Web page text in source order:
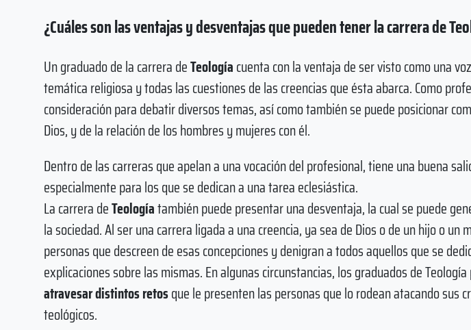
¿Cuáles son las ventajas y desventajas que pueden tener la carrera de
Un graduado de la carrera deTeologíacuenta con la ventaja de ser visto como una
temática religiosa y todas las cuestiones de las creencias que ésta abarca. Como
consideración para debatir diversos temas, así como también se puede posicionar
Dios, y de la relación de los hombres y mujeres con él.
Dentro de las carreras que apelan a una vocación del profesional, tiene una buena
especialmente para los que se dedican a una tarea eclesiástica.
La carrera deTeologíatambién puede presentar una desventaja, la cual se puede
la sociedad. Al ser una carrera ligada a una creencia, ya sea de Dios o de un hijo o un
personas que descreen de esas concepciones y denigran a todos aquellos que se
explicaciones sobre las mismas. En algunas circunstancias, los graduados de
atravesar distintos retosque le presenten las personas que lo rodean atacando sus
teológicos.